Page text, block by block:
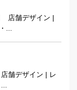
店舗デザイン |
...
舗デザイン | レ